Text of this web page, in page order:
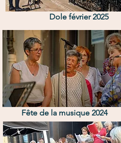
Dole février 2025
Fête de la musique 2024